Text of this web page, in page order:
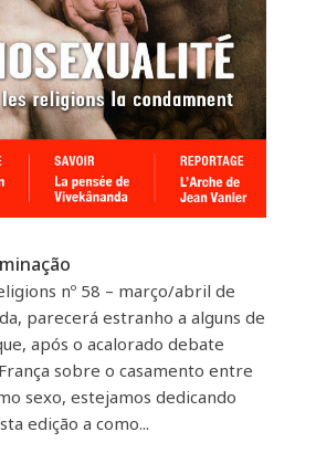
nº 58 – março/abril de
parecerá estranho a alguns de
após o acalorado debate
sobre o casamento entre
sexo, estejamos dedicando
edição a como...